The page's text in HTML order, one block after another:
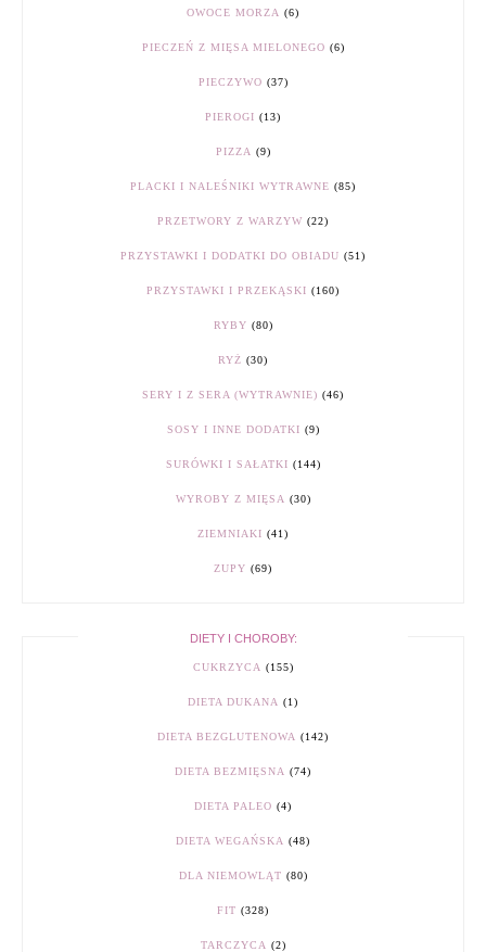
OWOCE MORZA (6)
PIECZEŃ Z MIĘSA MIELONEGO (6)
PIECZYWO (37)
PIEROGI (13)
PIZZA (9)
PLACKI I NALEŚNIKI WYTRAWNE (85)
PRZETWORY Z WARZYW (22)
PRZYSTAWKI I DODATKI DO OBIADU (51)
PRZYSTAWKI I PRZEKĄSKI (160)
RYBY (80)
RYŻ (30)
SERY I Z SERA (WYTRAWNIE) (46)
SOSY I INNE DODATKI (9)
SURÓWKI I SAŁATKI (144)
WYROBY Z MIĘSA (30)
ZIEMNIAKI (41)
ZUPY (69)
DIETY I CHOROBY:
CUKRZYCA (155)
DIETA DUKANA (1)
DIETA BEZGLUTENOWA (142)
DIETA BEZMIĘSNA (74)
DIETA PALEO (4)
DIETA WEGAŃSKA (48)
DLA NIEMOWLĄT (80)
FIT (328)
TARCZYCA (2)